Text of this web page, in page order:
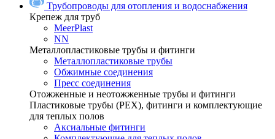
Трубопроводы для отопления и водоснабжения
Крепеж для труб
MeerPlast
NN
Металлопластиковые трубы и фитинги
Металлопластиковые трубы
Обжимные соединения
Пресс соединения
Отожженные и неотожженные трубы и фитинги
Пластиковые трубы (РЕХ), фитинги и комплектующие
для теплых полов
Аксиальные фитинги